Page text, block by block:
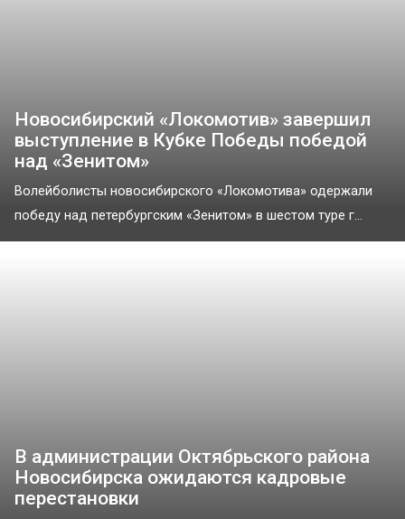
Новосибирский «Локомотив» завершил
выступление в Кубке Победы победой
над «Зенитом»
Волейболисты новосибирского «Локомотива» одержали
победу над петербургским «Зенитом» в шестом туре г...
В администрации Октябрьского района
Новосибирска ожидаются кадровые
перестановки